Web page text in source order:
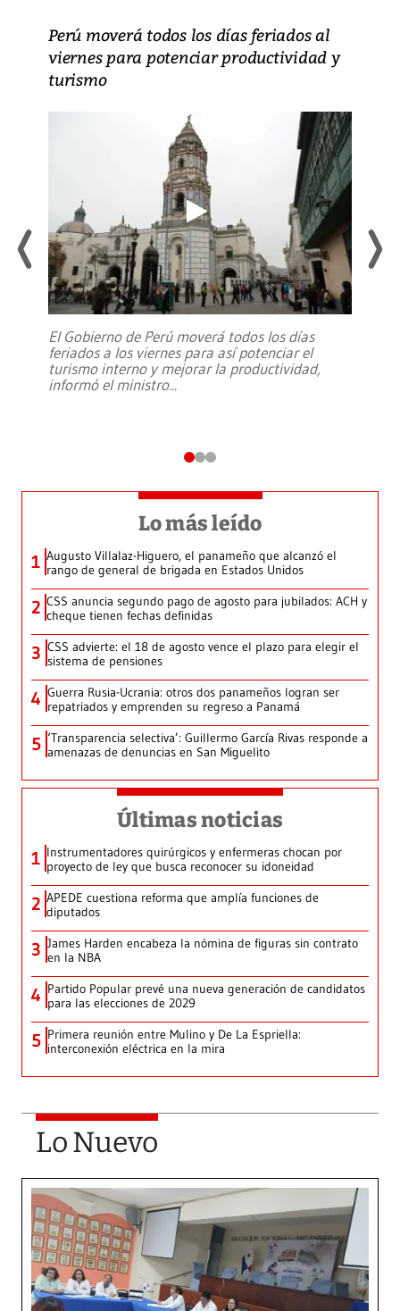
Perú moverá todos los días feriados al
viernes para potenciar productividad y
turismo
El Gobierno de Perú moverá todos los días
feriados a los viernes para así potenciar el
turismo interno y mejorar la productividad,
informó el ministro...
Lo más leído
1 Augusto Villalaz-Higuero, el panameño que alcanzó el
rango de general de brigada en Estados Unidos
2 CSS anuncia segundo pago de agosto para jubilados: ACH y
cheque tienen fechas definidas
3 CSS advierte: el 18 de agosto vence el plazo para elegir el
sistema de pensiones
4 Guerra Rusia-Ucrania: otros dos panameños logran ser
repatriados y emprenden su regreso a Panamá
5 ‘Transparencia selectiva’: Guillermo García Rivas responde a
amenazas de denuncias en San Miguelito
Últimas noticias
1 Instrumentadores quirúrgicos y enfermeras chocan por
proyecto de ley que busca reconocer su idoneidad
2 APEDE cuestiona reforma que amplía funciones de
diputados
3 James Harden encabeza la nómina de figuras sin contrato
en la NBA
4 Partido Popular prevé una nueva generación de candidatos
para las elecciones de 2029
5 Primera reunión entre Mulino y De La Espriella:
interconexión eléctrica en la mira
Lo Nuevo